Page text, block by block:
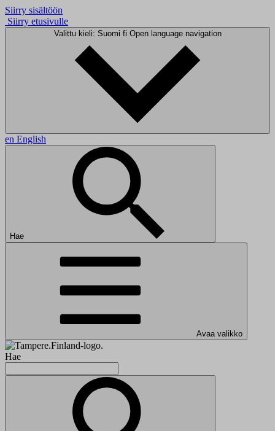
Siirry sisältöön
Siirry etusivulle
Valittu kieli: Suomi fi Open language navigation
en English
Hae
Avaa valikko
Hae